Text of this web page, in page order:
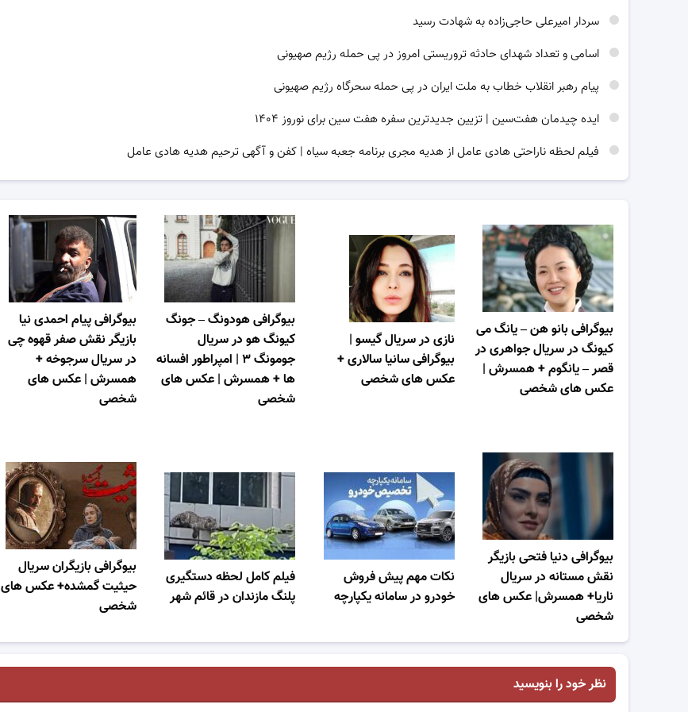
سردار امیرعلی حاجی‌زاده به شهادت رسید
اسامی و تعداد شهدای حادثه تروریستی امروز در پی حمله رژیم صهیونی
پیام رهبر انقلاب خطاب به ملت ایران در پی حمله سحرگاه رژیم صهیونی
ایده چیدمان هفت‌سین | تزیین جدیدترین سفره هفت سین برای نوروز ۱۴۰۴
فیلم لحظه ناراحتی هادی عامل از هدیه مجری برنامه جعبه سیاه | کفن و آگهی ترحیم هدیه هادی عامل
بیوگرافی پیام احمدی نیا
بازیگر نقش صفر قهوه چی
در سریال سرجوخه +
همسرش | عکس های
شخصی
بیوگرافی هودونگ – جونگ
کیونگ هو در سریال
جومونگ ۳ | امپراطور افسانه
ها + همسرش | عکس های
شخصی
نازی در سریال گیسو |
بیوگرافی سانیا سالاری +
عکس های شخصی
بیوگرافی بانو هن – یانگ می
کیونگ در سریال جواهری در
قصر – یانگوم + همسرش |
عکس های شخصی
بیوگرافی بازیگران سریال
حیثیت گمشده+ عکس های
شخصی
فیلم کامل لحظه دستگیری
پلنگ مازندان در قائم شهر
نکات مهم پیش فروش
خودرو در سامانه یکپارچه
بیوگرافی دنیا فتحی بازیگر
نقش مستانه در سریال
ناریا+ همسرش| عکس های
شخصی
نظر خود را بنویسید